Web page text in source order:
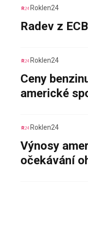
Roklen24
Radev z
Roklen24
Ceny
americké
Roklen24
Výnosy
očekávání